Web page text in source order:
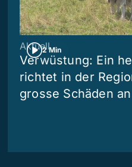
2 Min
Aktuell
Verwüstung: Ein
richtet in der
grosse Schäden an